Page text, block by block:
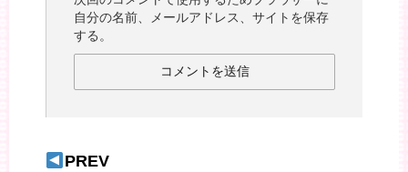
自分の名前、メールアドレス、サイトを保存
する。
PREV